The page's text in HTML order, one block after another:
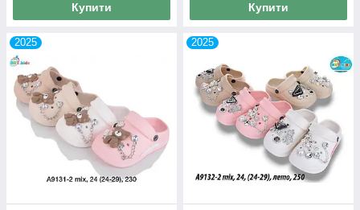
Купити Купити
2025 2025